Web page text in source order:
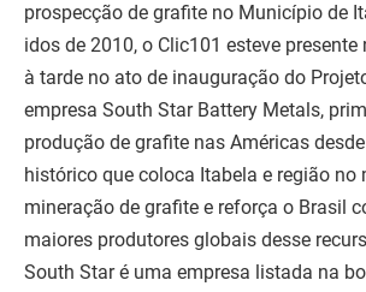
prospecção de grafite no Município de
idos de 2010, o Clic101 esteve
à tarde no ato de inauguração do
empresa South Star Battery Metals,
produção de grafite nas Américas
histórico que coloca Itabela e região no
mineração de grafite e reforça o Brasil
maiores produtores globais desse
South Star é uma empresa listada na